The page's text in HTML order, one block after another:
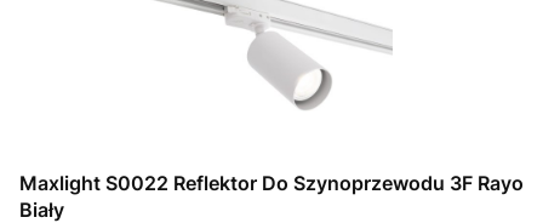
Maxlight S0022 Reflektor Do Szynoprzewodu 3F Rayo
Biały